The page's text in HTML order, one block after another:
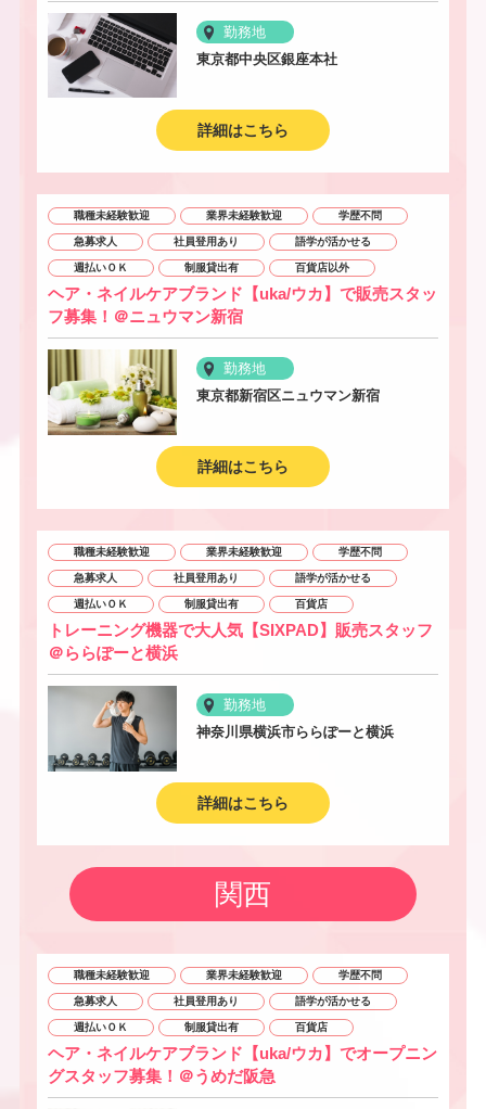
勤務地
東京都中央区銀座本社
詳細はこちら
職種未経験歓迎 業界未経験歓迎 学歴不問
急募求人 社員登用あり 語学が活かせる
週払いＯＫ 制服貸出有 百貨店以外
ヘア・ネイルケアブランド【uka/ウカ】で販売スタッ
フ募集！＠ニュウマン新宿
勤務地
東京都新宿区ニュウマン新宿
詳細はこちら
職種未経験歓迎 業界未経験歓迎 学歴不問
急募求人 社員登用あり 語学が活かせる
週払いＯＫ 制服貸出有 百貨店
トレーニング機器で大人気【SIXPAD】販売スタッフ
＠ららぽーと横浜
勤務地
神奈川県横浜市ららぽーと横浜
詳細はこちら
関西
職種未経験歓迎 業界未経験歓迎 学歴不問
急募求人 社員登用あり 語学が活かせる
週払いＯＫ 制服貸出有 百貨店
ヘア・ネイルケアブランド【uka/ウカ】でオープニン
グスタッフ募集！＠うめだ阪急